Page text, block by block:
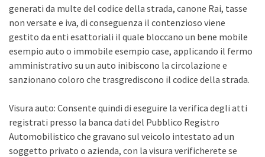
generati da multe del codice della strada, canone Rai, tasse
non versate e iva, di conseguenza il contenzioso viene
gestito da enti esattoriali il quale bloccano un bene mobile
esempio auto o immobile esempio case, applicando il fermo
amministrativo su un auto inibiscono la circolazione e
sanzionano coloro che trasgrediscono il codice della strada.
Visura auto: Consente quindi di eseguire la verifica degli atti
registrati presso la banca dati del Pubblico Registro
Automobilistico che gravano sul veicolo intestato ad un
soggetto privato o azienda, con la visura verificherete se